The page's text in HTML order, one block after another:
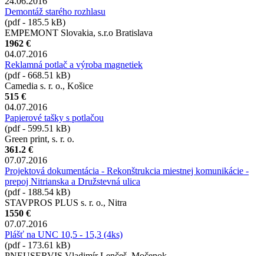
Demontáž starého rozhlasu
(pdf - 185.5 kB)
EMPEMONT Slovakia, s.r.o Bratislava
1962 €
04.07.2016
Reklamná potlač a výroba magnetiek
(pdf - 668.51 kB)
Camedia s. r. o., Košice
515 €
04.07.2016
Papierové tašky s potlačou
(pdf - 599.51 kB)
Green print, s. r. o.
361.2 €
07.07.2016
Projektová dokumentácia - Rekonštrukcia miestnej komunikácie -
prepoj Nitrianska a Družstevná ulica
(pdf - 188.54 kB)
STAVPROS PLUS s. r. o., Nitra
1550 €
07.07.2016
Plášť na UNC 10,5 - 15,3 (4ks)
(pdf - 173.61 kB)